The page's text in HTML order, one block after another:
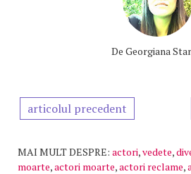
De Georgiana
articolul precedent
MAI MULT DESPRE: actori,vedete,
moarte,actori moarte,actori reclame,